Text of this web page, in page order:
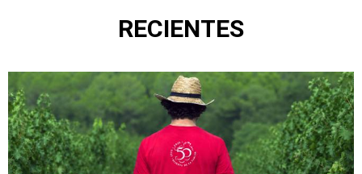
RECIENTES